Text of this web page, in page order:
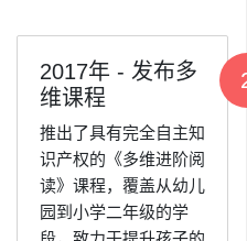
2017年 - 发布多
维课程
推出了具有完全自主知
识产权的《多维进阶阅
读》课程，覆盖从幼儿
园到小学二年级的学